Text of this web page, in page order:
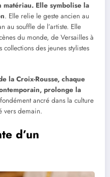
matériau. Elle symbolise la
. Elle relie le geste ancien au
au souffle de l’artiste. Elle
du monde, de Versailles à
des jeunes stylistes
la Croix-Rousse, chaque
prolonge la
ancré dans la culture
vers demain.
d’un